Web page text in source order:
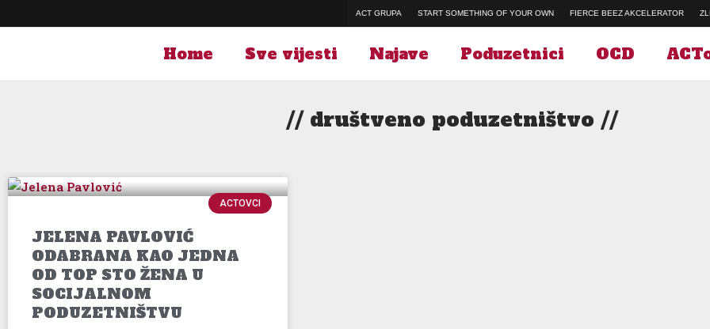
to
ACT GRUPA START SOMETHING OF YOUR OWN FIERCE BEEZ AKCELERATOR
Home Sve vijesti Najave Poduzetnici OCD
// društveno poduzetništvo //
ACTOVCI
JELENA PAVLOVIĆ
ODABRANA KAO JEDNA
OD TOP STO ŽENA U
SOCIJALNOM
PODUZETNIŠTVU